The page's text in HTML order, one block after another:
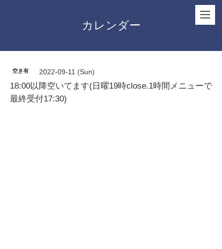
カレンダー
空き有 2022-09-11 (Sun)
18:00以降空いてます(日曜19時close.1時間メニューで
最終受付17:30)